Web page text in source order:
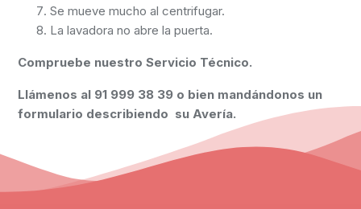
Se mueve mucho al centrifugar.
La lavadora no abre la puerta.
Compruebe nuestro Servicio Técnico.
Llámenos al 91 999 38 39 o bien mandándonos un
formulario describiendo su Avería.